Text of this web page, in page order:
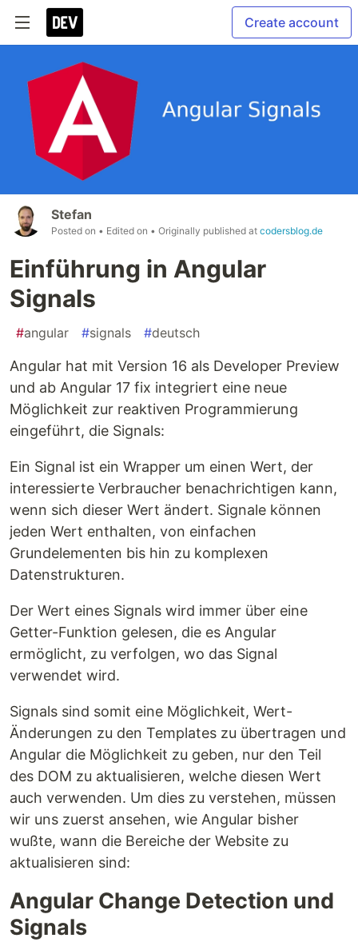
Create account
Stefan
Posted on • Edited on • Originally published at codersblog.de
Einführung in Angular
Signals
#angular #signals #deutsch
Angular hat mit Version 16 als Developer Preview
und ab Angular 17 fix integriert eine neue
Möglichkeit zur reaktiven Programmierung
eingeführt, die Signals:
Ein Signal ist ein Wrapper um einen Wert, der
interessierte Verbraucher benachrichtigen kann,
wenn sich dieser Wert ändert. Signale können
jeden Wert enthalten, von einfachen
Grundelementen bis hin zu komplexen
Datenstrukturen.
Der Wert eines Signals wird immer über eine
Getter-Funktion gelesen, die es Angular
ermöglicht, zu verfolgen, wo das Signal
verwendet wird.
Signals sind somit eine Möglichkeit, Wert-
Änderungen zu den Templates zu übertragen und
Angular die Möglichkeit zu geben, nur den Teil
des DOM zu aktualisieren, welche diesen Wert
auch verwenden. Um dies zu verstehen, müssen
wir uns zuerst ansehen, wie Angular bisher
wußte, wann die Bereiche der Website zu
aktualisieren sind:
Angular Change Detection und
Signals